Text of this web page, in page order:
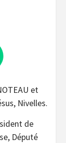
et
Nivelles.
de
Député